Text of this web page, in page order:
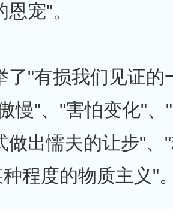
宠"。
了"有损我们见证的
慢"、"害怕变化"、
做出懦夫的让步"、
程度的物质主义"